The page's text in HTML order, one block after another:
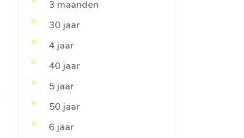
3 maanden
30 jaar
4 jaar
40 jaar
5 jaar
50 jaar
6 jaar